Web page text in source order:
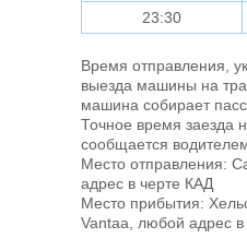
23:30
Время отправления,
выезда машины на
машина собирает
Точное время заезда
сообщается
Место отправления:
адрес в черте КАД
Место прибытия:
Vantaa, любой адрес